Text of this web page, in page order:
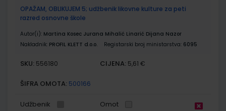
OPAŽAM, OBLIKUJEM 5; udžbenik likovne kulture za peti
razred osnovne škole
Autor(i): Martina Kosec Jurana Mihalić Linarić Dijana Nazor
Nakladnik: PROFIL KLETT d.o.o. Registarski broj ministarstva: 6095
SKU: 556180 CIJENA: 5,61 €
ŠIFRA OMOTA: 500166
Udžbenik Omot